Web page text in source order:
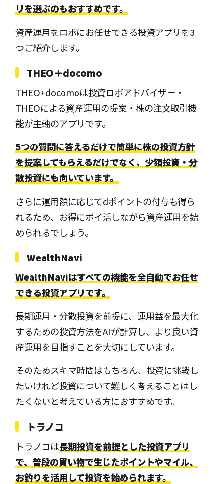
リを選ぶのもおすすめです。
資産運用をロボにお任せできる投資アプリを3
つご紹介します。
THEO＋docomo
THEO+docomoは投資ロボアドバイザー・
THEOによる資産運用の提案・株の注文取引機
能が主軸のアプリです。
5つの質問に答えるだけで簡単に株の投資方針
を提案してもらえるだけでなく、少額投資・分
散投資にも向いています。
さらに運用額に応じてdポイントの付与も得ら
れるため、お得にポイ活しながら資産運用を始
められるでしょう。
WealthNavi
WealthNaviはすべての機能を全自動でお任せ
できる投資アプリです。
長期運用・分散投資を前提に、運用益を最大化
するための投資方法をAIが計算し、より良い資
産運用を目指すことを大切にしています。
そのためスキマ時間はもちろん、投資に挑戦し
たいけれど投資について難しく考えることはし
たくないと考えている方におすすめです。
トラノコ
トラノコは長期投資を前提とした投資アプリ
で、普段の買い物で生じたポイントやマイル、
お釣りを活用して投資を始められます。